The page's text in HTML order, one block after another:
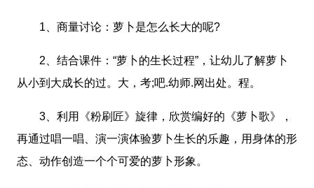
1、商量讨论：萝卜是怎么长大的呢?
2、结合课件：“萝卜的生长过程”，让幼儿了解萝卜
从小到大成长的过。大，考;吧.幼师.网出处。程。
3、利用《粉刷匠》旋律，欣赏编好的《萝卜歌》，
再通过唱一唱、演一演体验萝卜生长的乐趣，用身体的形
态、动作创造一个个可爱的萝卜形象。